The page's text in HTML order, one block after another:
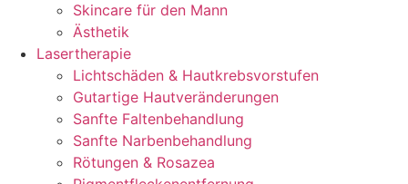
Skincare für den Mann
Ästhetik
Lasertherapie
Lichtschäden & Hautkrebsvorstufen
Gutartige Hautveränderungen
Sanfte Faltenbehandlung
Sanfte Narbenbehandlung
Rötungen & Rosazea